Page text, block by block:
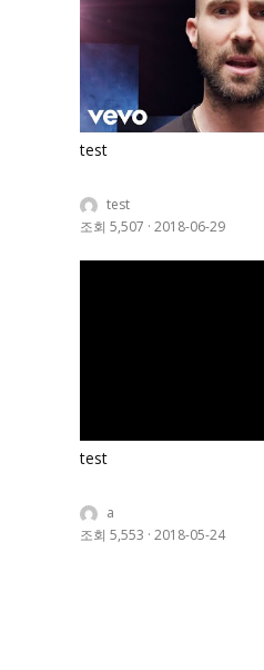
test
test
조회 5,507 · 2018-06-29
test
a
조회 5,553 · 2018-05-24